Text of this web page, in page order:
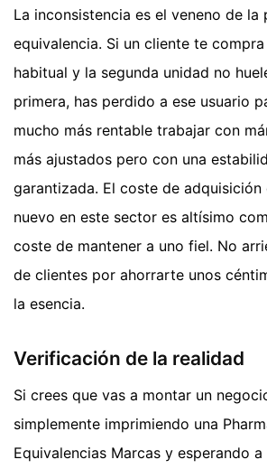
La inconsistencia es el veneno de la
equivalencia. Si un cliente te
habitual y la segunda unidad no
primera, has perdido a ese usuario
mucho más rentable trabajar con
más ajustados pero con una
garantizada. El coste de adquisición
nuevo en este sector es altísimo
coste de mantener a uno fiel. No
de clientes por ahorrarte unos
la esencia.
Verificación de la realidad
Si crees que vas a montar un
simplemente imprimiendo una
Equivalencias Marcas y esperando